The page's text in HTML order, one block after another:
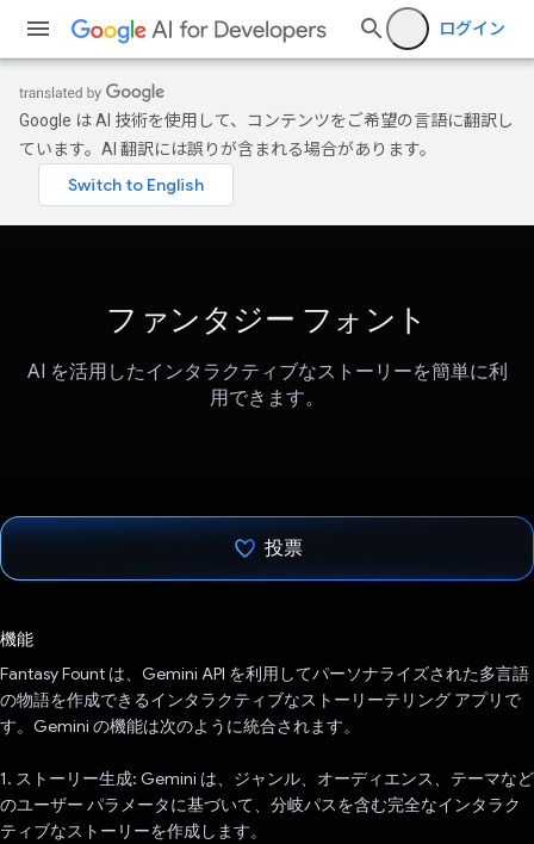
ログイン
Google は AI 技術を使用して、コンテンツをご希望の言語に翻訳し
ています。AI 翻訳には誤りが含まれる場合があります。
ファンタジー フォント
AI を活用したインタラクティブなストーリーを簡単に利
用できます。
投票
機能
Fantasy Fount は、Gemini API を利用してパーソナライズされた多言語
の物語を作成できるインタラクティブなストーリーテリング アプリで
す。Gemini の機能は次のように統合されます。
1. ストーリー生成: Gemini は、ジャンル、オーディエンス、テーマなど
のユーザー パラメータに基づいて、分岐パスを含む完全なインタラク
ティブなストーリーを作成します。